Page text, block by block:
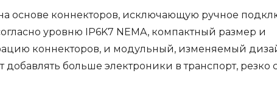
основе коннекторов, исключающую ручное
уровню IP6K7 NEMA, компактный размер и
коннекторов, и модульный, изменяемый
добавлять больше электроники в транспорт, резко